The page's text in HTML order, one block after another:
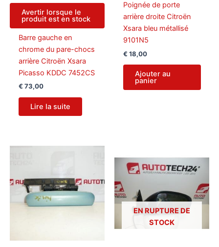
Avertir lorsque le
produit est en stock
Barre gauche en
chrome du pare-chocs
arrière Citroën Xsara
Picasso KDDC 7452CS
€ 73,00
Lire la suite
Poignée de porte
arrière droite Citroën
Xsara bleu métallisé
9101N5
€ 18,00
Ajouter au
panier
EN RUPTURE DE
STOCK